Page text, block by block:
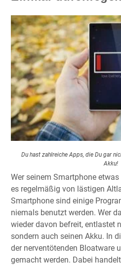
Du hast zahlreiche Apps, die Du gar
Akku!
Wer seinem Smartphone
es regelmäßig von lästigen
Smartphone sind einige
niemals benutzt werden. Wer
wieder davon befreit, entlastet
sondern auch seinen Akku. In
der nerventötenden Bloatware
gemacht werden. Dabei